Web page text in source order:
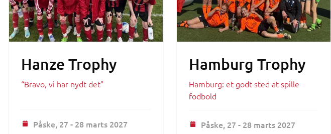
Hanze Trophy
“Bravo, vi har nydt det”
Påske, 27 - 28 marts 2027
Hamburg Trophy
Hamburg: et godt sted at spille
fodbold
Påske, 27 - 28 marts 2027